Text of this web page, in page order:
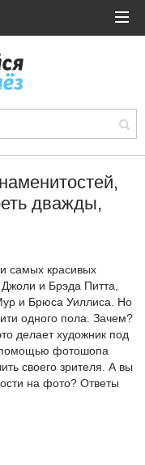
дважды,
самых красивых
и Брэда Питта,
и Брюса Уиллиса. Но
одного пола. Зачем?
делает художник под
помощью фотошопа
своего зрителя. А вы
на фото? Ответы